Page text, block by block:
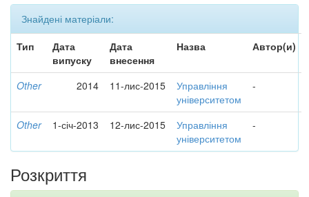
Знайдені матеріали:
Тип
Дата
випуску
Дата
внесення
Назва Автор(и)
Other 2014 11-лис-2015
Управління
університетом
-
Other 1-січ-2013 12-лис-2015
Управління
університетом
-
Розкриття